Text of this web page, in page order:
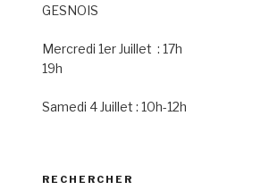
GESNOIS
Mercredi 1er Juillet : 17h
19h
Samedi 4 Juillet : 10h-12h
RECHERCHER